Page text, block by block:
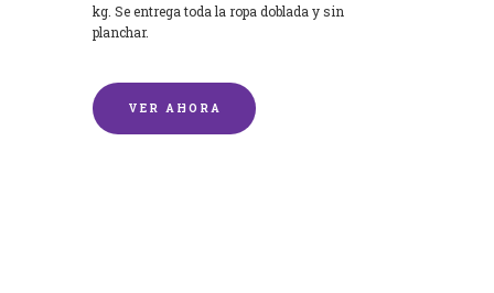
kg. Se entrega toda la ropa doblada y sin
planchar.
VER AHORA